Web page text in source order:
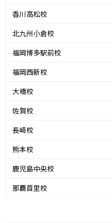
香川高松校
北九州小倉校
福岡博多駅前校
福岡西新校
大橋校
佐賀校
長崎校
熊本校
鹿児島中央校
那覇首里校